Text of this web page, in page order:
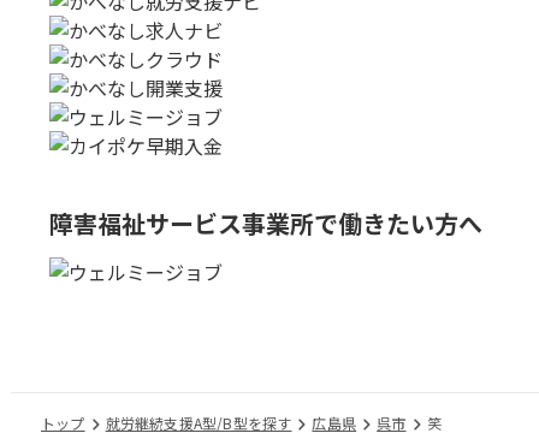
障害福祉サービス事業所で働きたい方へ
トップ 就労継続支援A型/B型を探す 広島県 呉市 笑